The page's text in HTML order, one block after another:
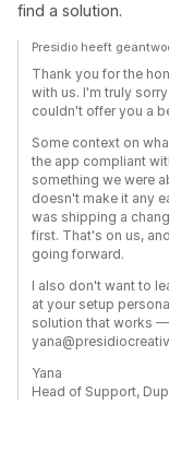
find a solution.
Presidio heeft
Thank you for the
with us. I'm truly
couldn't offer you a
Some context on
the app compliant
something we were
doesn't make it any
was shipping a
first. That's on us,
going forward.
I also don't want to
at your setup
solution that works
Yana
Head of Support,